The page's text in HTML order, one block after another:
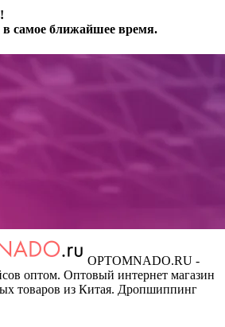
самое ближайшее время.
OPTOMNADO.RU -
оптом. Оптовый интернет магазин
товаров из Китая. Дропшиппинг